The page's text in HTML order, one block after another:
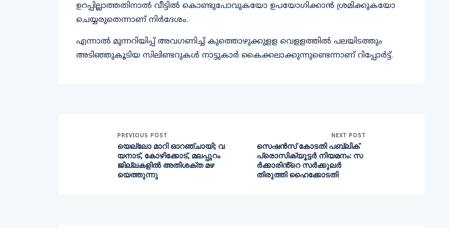
ഉറപ്പില്ലാത്തതിനാല്‍ വീട്ടില്‍ കൊണ്ടുപോവുകയോ ഉപയോഗിക്കാന്‍ ശ്രമിക്കുകയോ
ചെയ്യരുതെന്നാണ് നിര്‍ദേശം.
എന്നാല്‍ മുന്നറിയിപ്പ് അവഗണിച്ച് കുത്തൊഴുക്കുളള വെളളത്തില്‍ പലയിടത്തും
അടിഞ്ഞുകൂടിയ സിലിണ്ടറുകള്‍ നാട്ടുകാര്‍ കൈക്കലാക്കുന്നുണ്ടെന്നാണ് റിപ്പോര്‍ട്ട്.
PREVIOUS POST
യെല്ലോ മാറി ഓറഞ്ചായി; വ
യനാട്, കോഴിക്കോട്, മലപ്പുറം
ജില്ലകളില്‍ അതിശക്ത മഴ
യെത്തുന്നു
NEXT POST
സെഷൻസ് കോടതി പബ്ലിക്
പ്രൊസിക്യൂട്ടർ നിയമനം: സ
ർക്കാരിൻ്റെ സർക്കുലർ
തിരുത്തി ഹൈക്കോടതി